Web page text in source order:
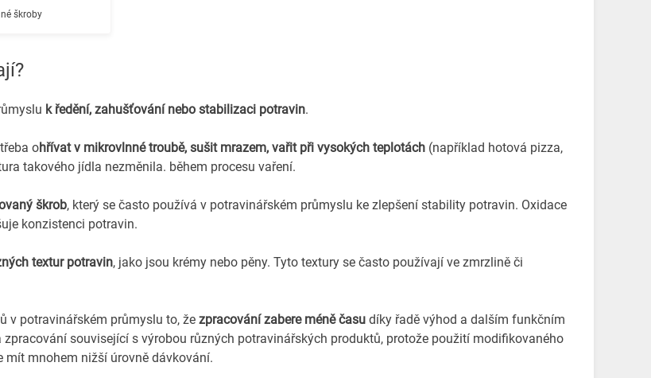
škroby
k ředění, zahušťování nebo stabilizaci potravin.
ohřívat v mikrovlnné troubě, sušit mrazem, vařit při vysokých teplotách (například hotová pizza,
takového jídla nezměnila. během procesu vaření.
škrob, který se často používá v potravinářském průmyslu ke zlepšení stability potravin. Oxidace
konzistenci potravin.
textur potravin, jako jsou krémy nebo pěny. Tyto textury se často používají ve zmrzlině či
v potravinářském průmyslu to, že zpracování zabere méně času díky řadě výhod a dalším funkčním
zpracování související s výrobou různých potravinářských produktů, protože použití modifikovaného
mít mnohem nižší úrovně dávkování.